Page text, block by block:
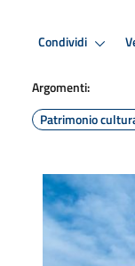
Condividi
Argomenti:
Patrimonio